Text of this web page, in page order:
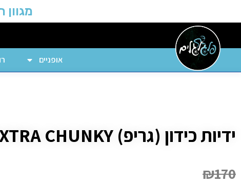
מגוון
אופניים
ידיות כידון (גריפ) ESI EXTRA CHUNKY
₪170